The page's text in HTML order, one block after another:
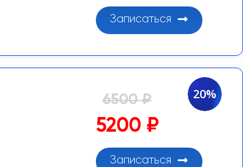
Записаться
20%
6500 ₽
5200 ₽
Записаться